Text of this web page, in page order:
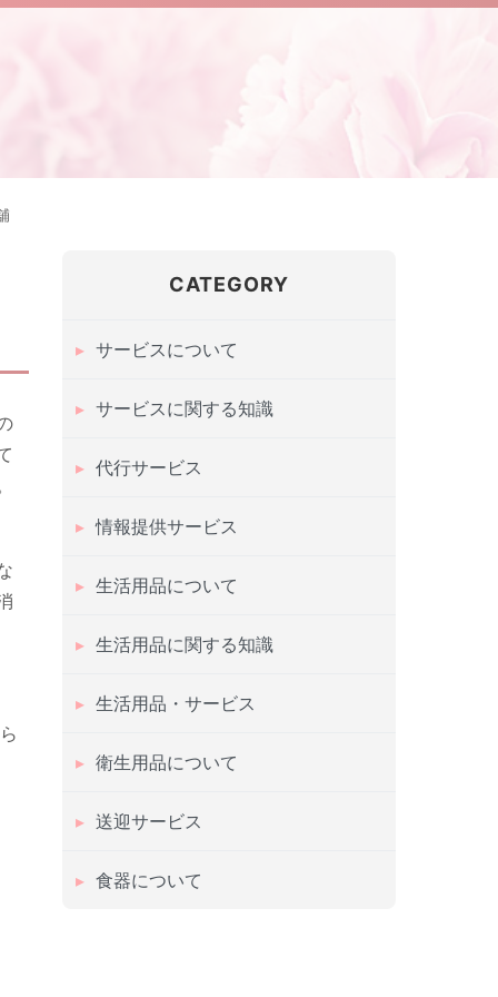
CATEGORY
サービスについて
サービスに関する知識
代行サービス
情報提供サービス
生活用品について
生活用品に関する知識
生活用品・サービス
衛生用品について
送迎サービス
食器について